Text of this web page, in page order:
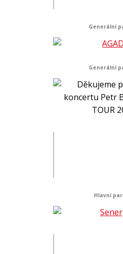
Generální
Generální
Hlavní